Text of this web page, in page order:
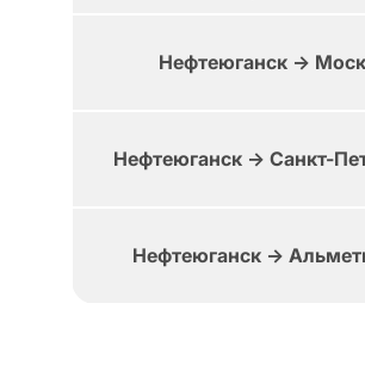
Нефтеюганск →
Нефтеюганск → Санкт-
Нефтеюганск →